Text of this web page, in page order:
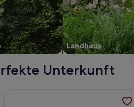
Landhaus
Unterkunft